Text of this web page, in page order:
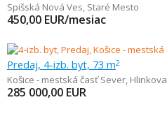
Spišská Nová Ves, Staré Mesto
450,00 EUR/mesiac
Predaj, 4-izb. byt, 73 m2
Košice - mestská časť Sever, Hlinkova
285 000,00 EUR